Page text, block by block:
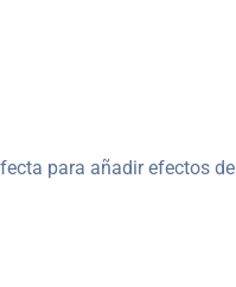
para añadir efectos